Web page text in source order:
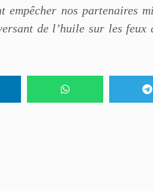
empêcher nos partenaires
de l’huile sur les